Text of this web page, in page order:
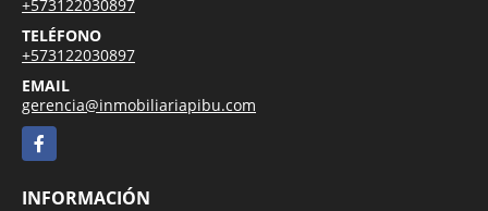
MÓVIL
+573122030897
TELÉFONO
+573122030897
EMAIL
gerencia@inmobiliariapibu.com
Facebook